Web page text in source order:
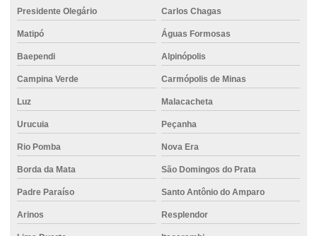
Concreto usinado para piso
Concreto usinado para piso de garagem
Concreto usinado para piso industrial
Concreto usinado polido
Concreto usinado preço m2
Concreto usinado preço m3
Concreto usinado para quintal
Concreto usinado valor
Concreto usinado valor m3
Presidente Olegário Carlos Chagas
Matipó Águas Formosas
Baependi Alpinópolis
Campina Verde Carmópolis de Minas
Luz Malacacheta
Urucuia Peçanha
Rio Pomba Nova Era
Borda da Mata São Domingos do Prata
Padre Paraíso Santo Antônio do Amparo
Arinos Resplendor